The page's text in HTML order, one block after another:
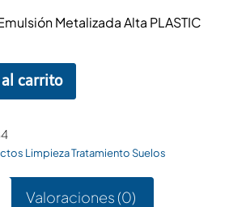
Metalizada Alta PLASTIC
carrito
Limpieza Tratamiento Suelos
Valoraciones (0)